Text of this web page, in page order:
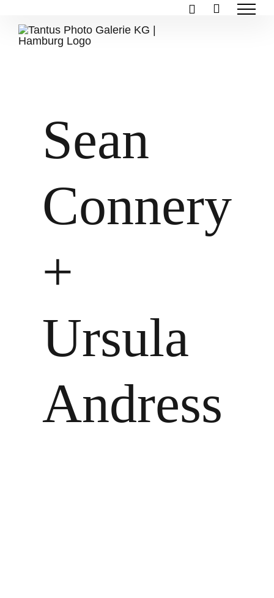
Inhalt
springen
Sean
Connery
+
Ursula
Andress